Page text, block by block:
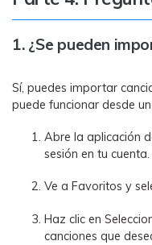
1. ¿Se pueden
Sí, puedes importar
puede funcionar desde
Abre la aplicación
sesión en tu cuenta.
Ve a Favoritos y
Haz clic en
canciones que